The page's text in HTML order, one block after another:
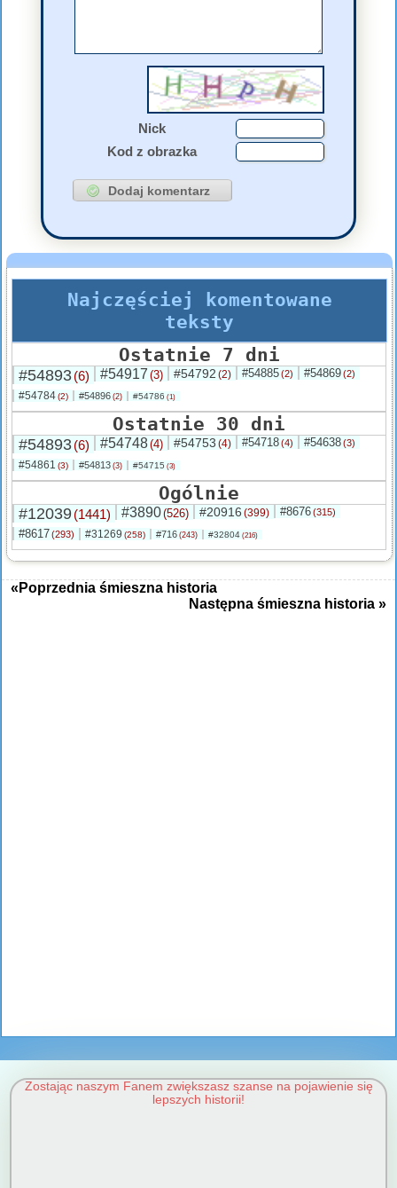
Nick
Kod z obrazka
Najczęściej komentowane
teksty
Ostatnie 7 dni
#54893(6) #54917 (3) #54792 (2) #54885(2) #54869(2)
#54784(2) #54896 (2) #54786 (1)
Ostatnie 30 dni
#54893(6) #54748(4) #54753 (4) #54718(4) #54638(3)
#54861 (3) #54813 (3) #54715 (3)
Ogólnie
#12039(1441) #3890(526) #20916 (399) #8676(315)
#8617(293) #31269 (258) #716 (243) #32804 (216)
«Poprzednia śmieszna historia
Następna śmieszna historia »
Zostając naszym Fanem zwiększasz szanse na pojawienie się
lepszych historii!